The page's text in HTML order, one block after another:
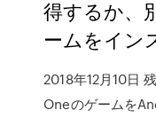
得するか、
ームをイン
2018年12月10日
Oneのゲームを